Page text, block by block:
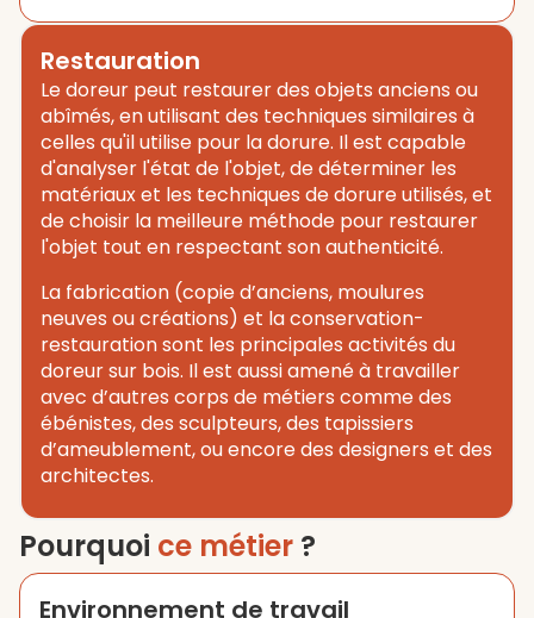
Restauration
Le doreur peut restaurer des objets anciens ou
abîmés, en utilisant des techniques similaires à
celles qu'il utilise pour la dorure. Il est capable
d'analyser l'état de l'objet, de déterminer les
matériaux et les techniques de dorure utilisés, et
de choisir la meilleure méthode pour restaurer
l'objet tout en respectant son authenticité.
La fabrication (copie d’anciens, moulures
neuves ou créations) et la conservation-
restauration sont les principales activités du
doreur sur bois. Il est aussi amené à travailler
avec d’autres corps de métiers comme des
ébénistes, des sculpteurs, des tapissiers
d’ameublement, ou encore des designers et des
architectes.
Pourquoi ce métier ?
Environnement de travail